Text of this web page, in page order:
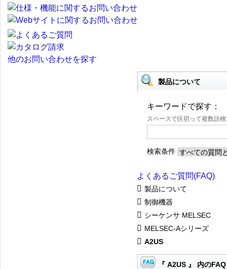
他のお問い合わせを探す
製品について
キーワードで探す：
スペースで区切って複数語
検索条件
よくあるご質問(FAQ)
製品について
制御機器
シーケンサ MELSEC
MELSEC-Aシリーズ
A2US
『 A2US 』 内のFAQ